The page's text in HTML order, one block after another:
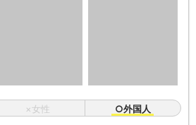
×女性 ○外国人